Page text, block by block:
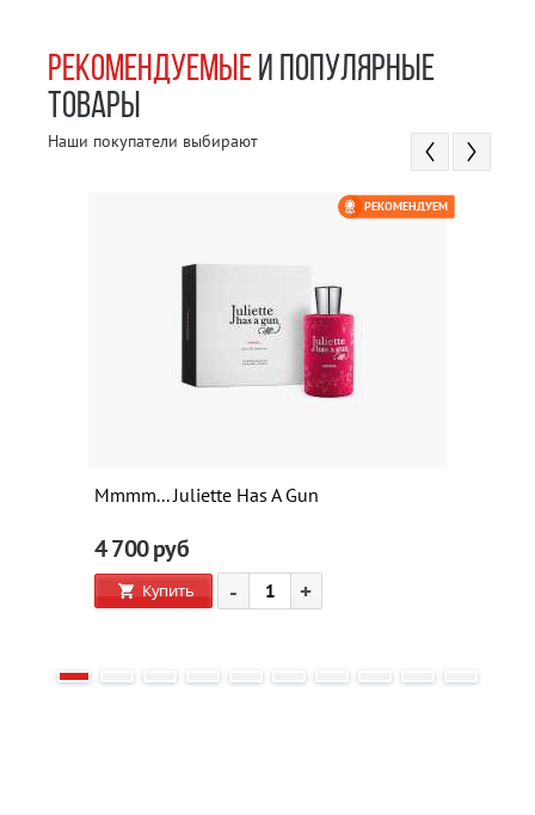
РЕКОМЕНДУЕМЫЕИ ПОПУЛЯРНЫЕ
ТОВАРЫ
Наши покупатели выбирают
Mmmm... Juliette Has A Gun
4 700руб
Купить - +
РЕКОМЕНДУЕМ